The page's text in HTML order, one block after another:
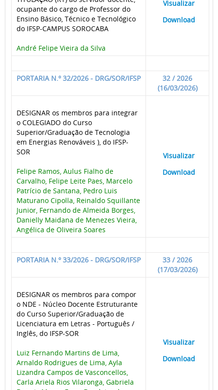
ocupante do cargo de Professor do
Ensino Básico, Técnico e Tecnológico
do IFSP-CAMPUS SOROCABA
André Felipe Vieira da Silva
Visualizar
Download
PORTARIA N.º 32/2026 - DRG/SOR/IFSP
32 / 2026
(16/03/2026)
DESIGNAR os membros para integrar
o COLEGIADO do Curso
Superior/Graduação de Tecnologia
em Energias Renováveis ), do IFSP-
SOR
Felipe Ramos, Aulus Fialho de
Carvalho, Felipe Leite Paes, Marcelo
Patrício de Santana, Pedro Luis
Maturano Cipolla, Reinaldo Squillante
Junior, Fernando de Almeida Borges,
Danielly Maidana de Menezes Vieira,
Angélica de Oliveira Soares
Visualizar
Download
PORTARIA N.º 33/2026 - DRG/SOR/IFSP
33 / 2026
(17/03/2026)
DESIGNAR os membros para compor
o NDE - Núcleo Docente Estruturante
do Curso Superior/Graduação de
Licenciatura em Letras - Português /
Inglês, do IFSP-SOR
Luiz Fernando Martins de Lima,
Arnaldo Rodrigues de Lima, Ayla
Lizandra Campos de Vasconcellos,
Carla Ariela Rios Vilaronga, Gabriela
Visualizar
Download